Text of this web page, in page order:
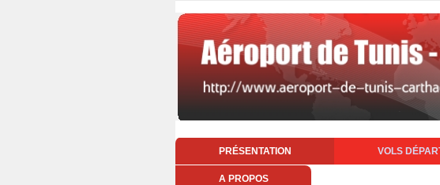
PRÉSENTATION VOLS
A PROPOS